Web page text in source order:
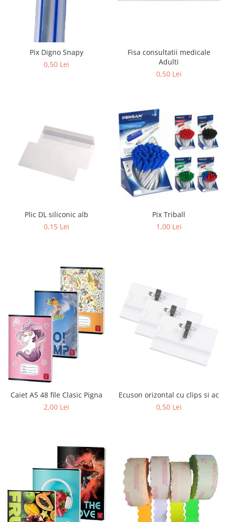
Hartie Quilling
Hartie glasata si creponata
Articole copii si cadouri
Penare
Plastilina / Lut
Pixuri pentru copii
Stilouri scolare
Sabloane scolare
Panza de pictura
Pix Digno Snapy
0,50 Lei
Fisa consultatii medicale
Adulti
0,50 Lei
Plic DL siliconic alb
0,15 Lei
Pix Triball
1,00 Lei
Caiet A5 48 file Clasic Pigna
2,00 Lei
Ecuson orizontal cu clips si ac
0,50 Lei